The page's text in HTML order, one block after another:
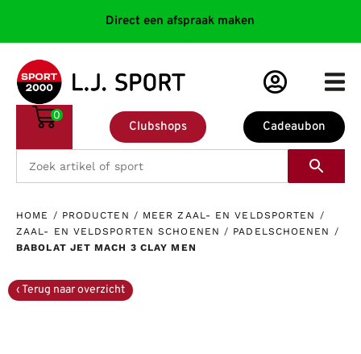
Direct een afspraak maken
Cadeaubon
Clubshops
0
HOME / PRODUCTEN / MEER ZAAL- EN VELDSPORTEN /
ZAAL- EN VELDSPORTEN SCHOENEN / PADELSCHOENEN /
BABOLAT JET MACH 3 CLAY MEN